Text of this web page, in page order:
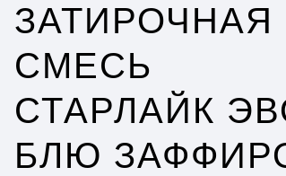
ЗАТИРОЧНАЯ
СМЕСЬ
СТАРЛАЙК
БЛЮ